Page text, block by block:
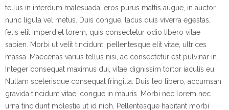
tellus in interdum malesuada, eros purus mattis augue, in auctor
nunc ligula vel metus. Duis congue, lacus quis viverra egestas,
felis elit imperdiet lorem, quis consectetur odio libero vitae
sapien. Morbi ut velit tincidunt, pellentesque elit vitae, ultrices
massa. Maecenas varius tellus nisi, ac consectetur est pulvinar in.
Integer consequat maximus dui, vitae dignissim tortor iaculis eu.
Nullam scelerisque consequat fringilla. Duis leo libero, accumsan
gravida tincidunt vitae, congue in mauris. Morbi nec lorem nec
urna tincidunt molestie ut id nibh. Pellentesque habitant morbi